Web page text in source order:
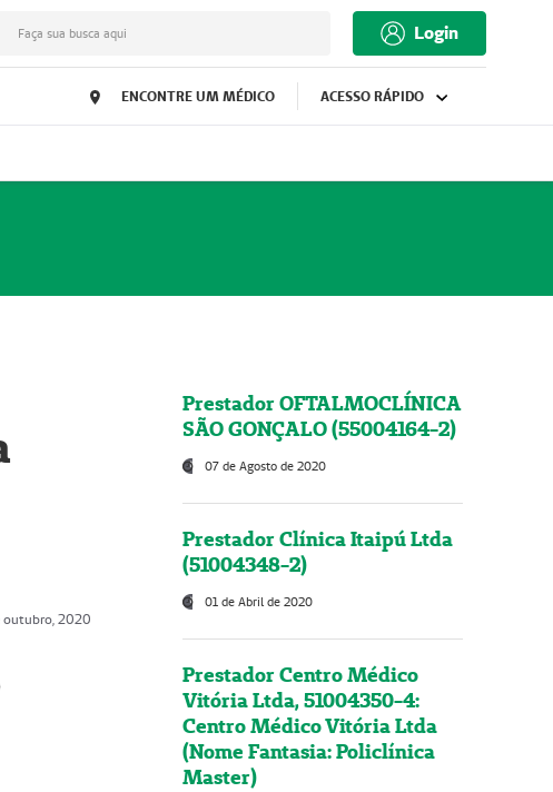
Faça sua busca aqui Login
ENCONTRE UM MÉDICO ACESSO RÁPIDO
outubro, 2020
Prestador OFTALMOCLÍNICA
SÃO GONÇALO (55004164-2)
07 de Agosto de 2020
Prestador Clínica Itaipú Ltda
(51004348-2)
01 de Abril de 2020
Prestador Centro Médico
Vitória Ltda, 51004350-4:
Centro Médico Vitória Ltda
(Nome Fantasia: Policlínica
Master)